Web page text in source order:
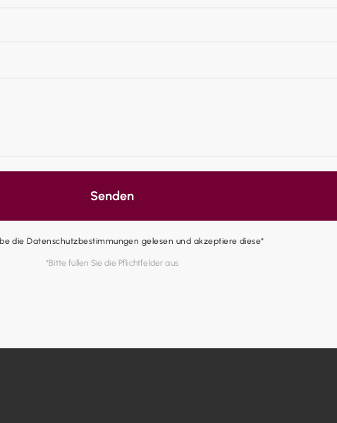
die Datenschutzbestimmungen gelesen und akzeptiere diese*
*Bitte füllen Sie die Pflichtfelder aus
Senden